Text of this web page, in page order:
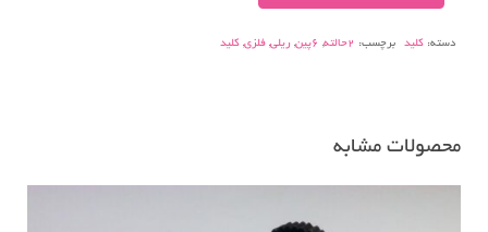
عدد
دسته: کلید برچسب: 2حالته , 6پین , ریلی, فلزی, کلید
محصولات مشابه